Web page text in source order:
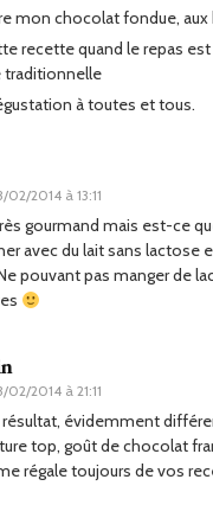
mon chocolat fondue, aux
recette quand le repas
traditionnelle
à toutes et tous.
02/2014 à 13:11
gourmand mais est-ce
avec du lait sans lactose
pouvant pas manger de
02/2014 à 21:11
évidemment
top, goût de chocolat
régale toujours de vos